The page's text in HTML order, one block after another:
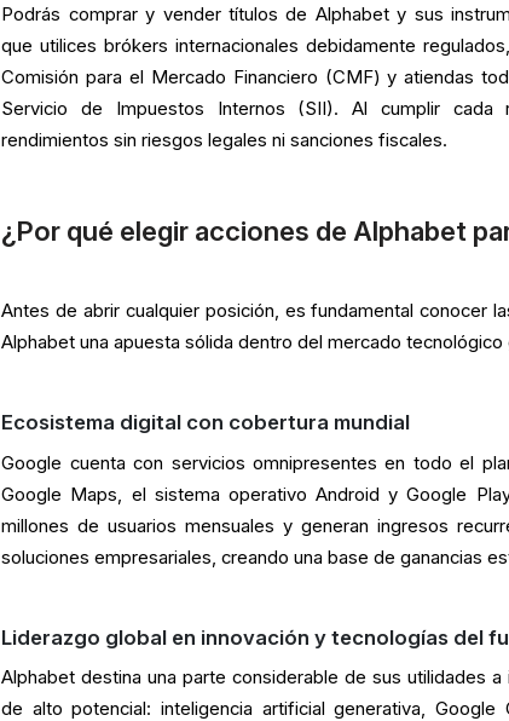
Podrás comprar y vender títulos de Alphabet y sus
que utilices brókers internacionales debidamente
Comisión para el Mercado Financiero (CMF) y atiendas
Servicio de Impuestos Internos (SII). Al cumplir cada
rendimientos sin riesgos legales ni sanciones fiscales.
¿Por qué elegir acciones de Alphabet
Antes de abrir cualquier posición, es fundamental conocer
Alphabet una apuesta sólida dentro del mercado tecnológico
Ecosistema digital con cobertura mundial
Google cuenta con servicios omnipresentes en todo el
Google Maps, el sistema operativo Android y Google
millones de usuarios mensuales y generan ingresos
soluciones empresariales, creando una base de ganancias
Liderazgo global en innovación y tecnologías del
Alphabet destina una parte considerable de sus utilidades
de alto potencial: inteligencia artificial generativa, Google